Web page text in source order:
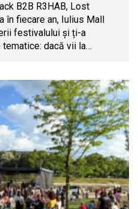
B2B R3HAB, Lost
în fiecare an, Iulius Mall
festivalului și ți-a
dacă vii la…